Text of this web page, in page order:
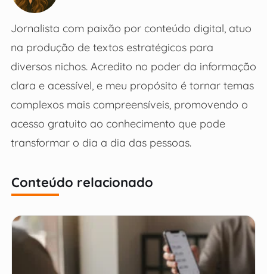
Jornalista com paixão por conteúdo digital, atuo
na produção de textos estratégicos para
diversos nichos. Acredito no poder da informação
clara e acessível, e meu propósito é tornar temas
complexos mais compreensíveis, promovendo o
acesso gratuito ao conhecimento que pode
transformar o dia a dia das pessoas.
Conteúdo relacionado